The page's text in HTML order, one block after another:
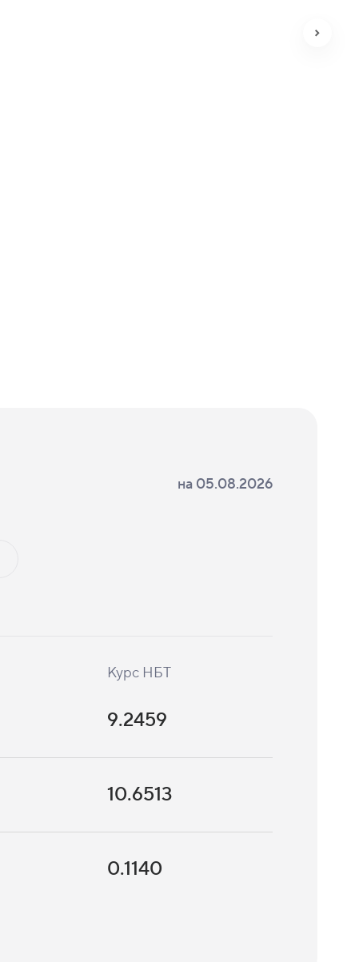
на 05.08.2026
Курс НБТ
9.2459
10.6513
0.1140